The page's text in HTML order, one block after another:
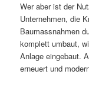
Wer aber ist der
Unternehmen, die
Baumassnahmen
komplett umbaut,
Anlage eingebaut.
erneuert und